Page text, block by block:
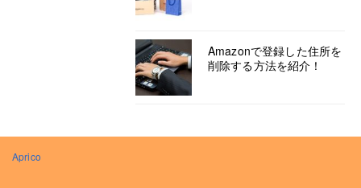
Amazonで登録した住所を
削除する方法を紹介！
Aprico